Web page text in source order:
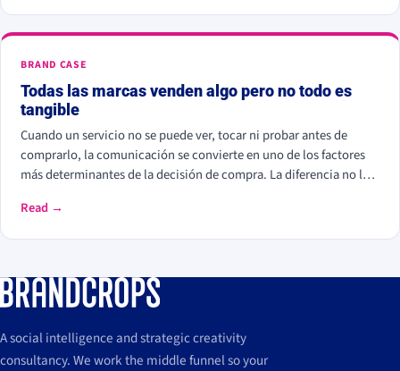
38% más.
BRAND CASE
Todas las marcas venden algo pero no todo es
tangible
Cuando un servicio no se puede ver, tocar ni probar antes de
comprarlo, la comunicación se convierte en uno de los factores
más determinantes de la decisión de compra. La diferencia no la
expectativa que se construye y la consistencia que la sostiene.
Read →
A social intelligence and strategic creativity
consultancy. We work the middle funnel so your